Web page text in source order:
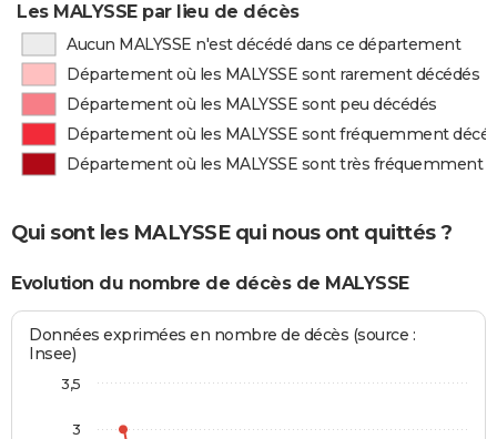
Les MALYSSE par lieu de décès
Aucun MALYSSE n'est décédé dans ce département
Département où les MALYSSE sont rarement décédés
Département où les MALYSSE sont peu décédés
Département où les MALYSSE sont fréquemment
Département où les MALYSSE sont très fréquemment
Qui sont les MALYSSE qui nous ont quittés ?
Evolution du nombre de décès de MALYSSE
Données exprimées en nombre de décès (source :
Insee)
3
3,5